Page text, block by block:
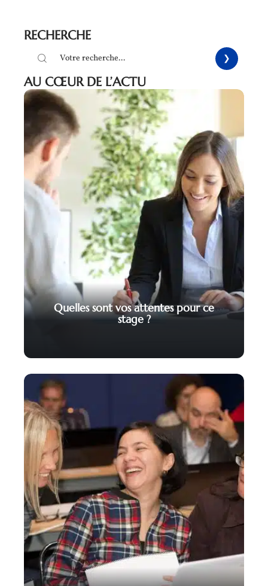
RECHERCHE
AU CŒUR DE L’ACTU
Quelles sont vos attentes pour ce
stage ?